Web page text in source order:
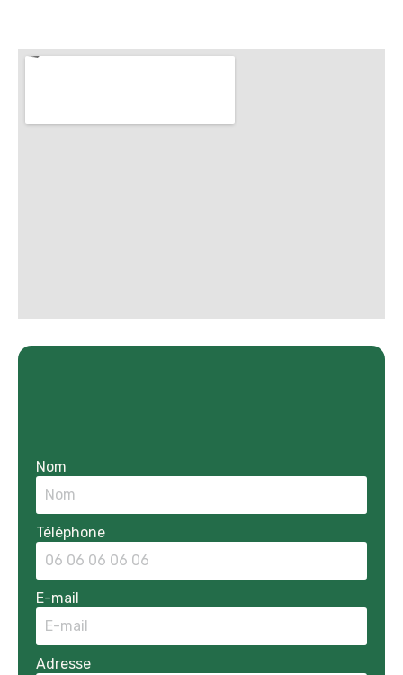
Nom
Téléphone
E-mail
Adresse